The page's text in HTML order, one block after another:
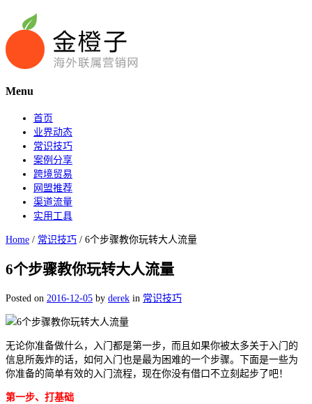
Menu
首页
业界动态
常识技巧
案例分享
跨境贸易
网盟推荐
渠道流量
实用工具
Home / 常识技巧 / 6个步骤教你玩转大人流量
6个步骤教你玩转大人流量
Posted on 2016-12-05 by derek in 常识技巧
无论你准备做什么，入门都是第一步，而且如果你被太多关于入门的
信息所轰炸的话，如何入门也是最为困难的一个步骤。下面是一些为
你准备的简单有效的入门流程，现在你没有借口不立刻起步了吧！
第一步、打基础